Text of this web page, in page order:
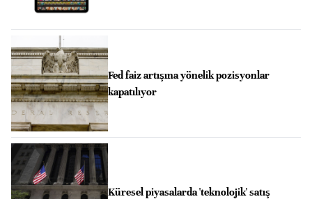
Fed faiz artışına yönelik pozisyonlar
kapatılıyor
Küresel piyasalarda 'teknolojik' satış